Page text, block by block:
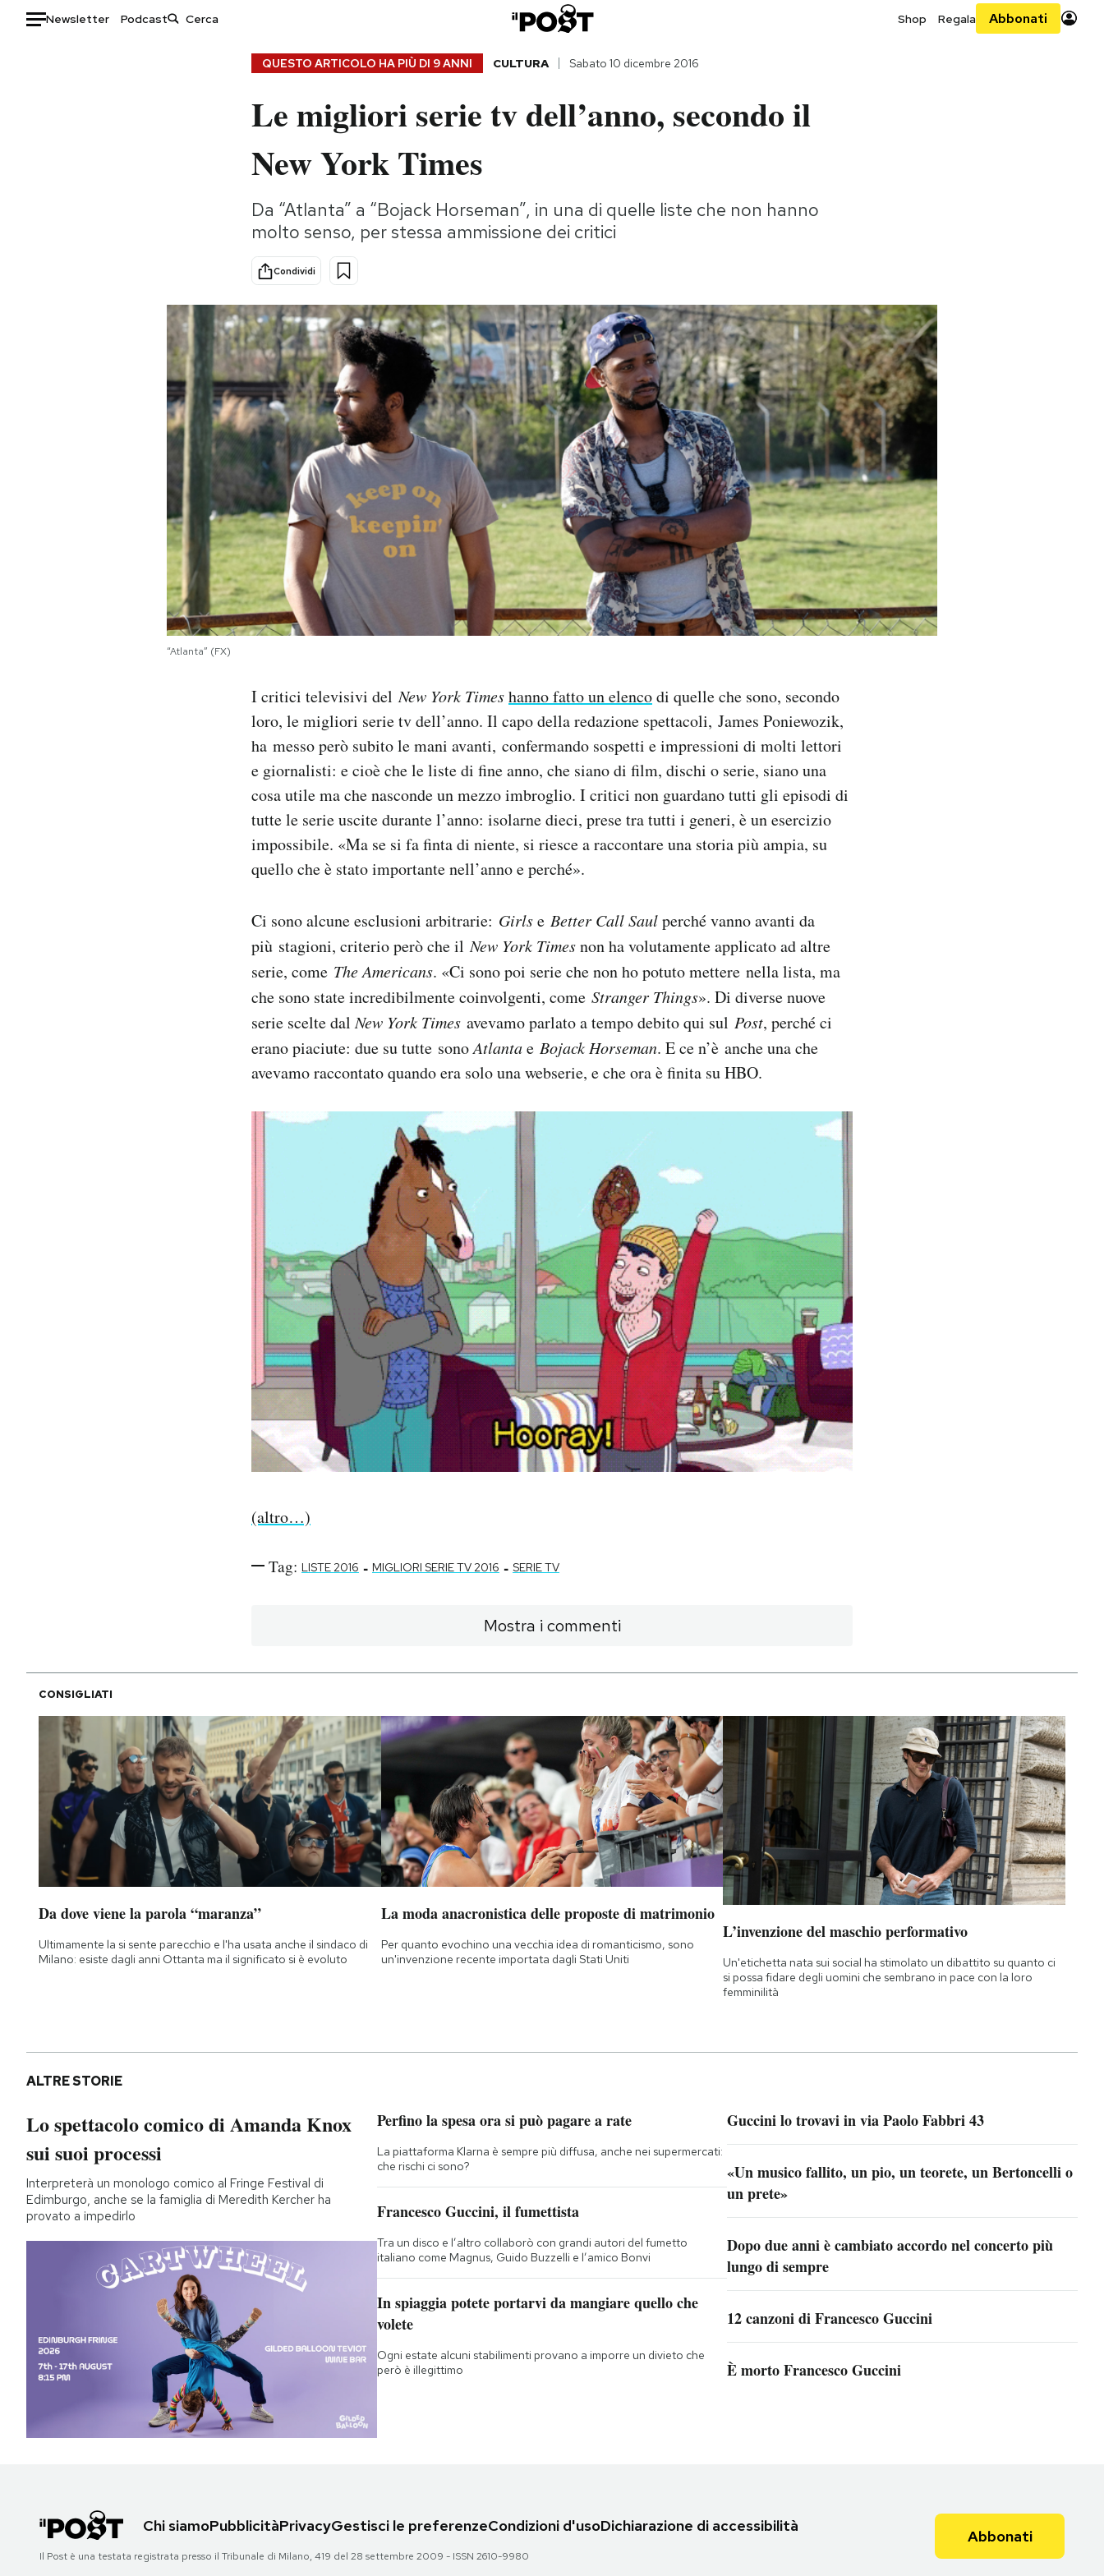
Newsletter Podcast Shop Regala Abbonati
Storie/Idee
Ok Boomer!
Altrecose
Mondiali calcio 2026
QUESTO ARTICOLO HA PIÙ DI 9 ANNI CULTURA Sabato 10 dicembre 2016
Le migliori serie tv dell’anno, secondo il
New York Times
Da “Atlanta” a “Bojack Horseman”, in una di quelle liste che non hanno
molto senso, per stessa ammissione dei critici
Condividi
“Atlanta” (FX)
I critici televisivi delNew York Timeshanno fatto un elencodi quelle che sono, secondo
loro, le migliori serie tv dell’anno. Il capo della redazione spettacoli, James Poniewozik,
ha messo però subito le mani avanti, confermando sospetti e impressioni di molti lettori
e giornalisti: e cioè che le liste di fine anno, che siano di film, dischi o serie, siano una
cosa utile ma che nasconde un mezzo imbroglio. I critici non guardano tutti gli episodi di
tutte le serie uscite durante l’anno: isolarne dieci, prese tra tutti i generi, è un esercizio
impossibile. «Ma se si fa finta di niente, si riesce a raccontare una storia più ampia, su
quello che è stato importante nell’anno e perché».
Ci sono alcune esclusioni arbitrarie: Girlse Better Call Saulperché vanno avanti da
più stagioni, criterio però che ilNew York Timesnon ha volutamente applicato ad altre
serie, come The Americans. «Ci sono poi serie che non ho potuto mettere nella lista, ma
che sono state incredibilmente coinvolgenti, come Stranger Things». Di diverse nuove
serie scelte dalNew York Times avevamo parlato a tempo debito qui sul Post, perché ci
erano piaciute: due su tutte sonoAtlantae Bojack Horseman. E ce n’è anche una che
avevamo raccontato quando era solo una webserie, e che ora è finita su HBO.
(altro…)
Tag: LISTE 2016 - MIGLIORI SERIE TV 2016 - SERIE TV
Mostra i commenti
CONSIGLIATI
Da dove viene la parola “maranza”
Ultimamente la si sente parecchio e l'ha usata anche il sindaco di
Milano: esiste dagli anni Ottanta ma il significato si è evoluto
La moda anacronistica delle proposte di matrimonio
Per quanto evochino una vecchia idea di romanticismo, sono
un'invenzione recente importata dagli Stati Uniti
L’invenzione del maschio performativo
Un'etichetta nata sui social ha stimolato un dibattito su quanto ci
si possa fidare degli uomini che sembrano in pace con la loro
femminilità
ALTRE STORIE
Lo spettacolo comico di Amanda Knox
sui suoi processi
Interpreterà un monologo comico al Fringe Festival di
Edimburgo, anche se la famiglia di Meredith Kercher ha
provato a impedirlo
Perfino la spesa ora si può pagare a rate
La piattaforma Klarna è sempre più diffusa, anche nei supermercati:
che rischi ci sono?
Francesco Guccini, il fumettista
Tra un disco e l’altro collaborò con grandi autori del fumetto
italiano come Magnus, Guido Buzzelli e l’amico Bonvi
In spiaggia potete portarvi da mangiare quello che
volete
Ogni estate alcuni stabilimenti provano a imporre un divieto che
però è illegittimo
Guccini lo trovavi in via Paolo Fabbri 43
«Un musico fallito, un pio, un teorete, un Bertoncelli o
un prete»
Dopo due anni è cambiato accordo nel concerto più
lungo di sempre
12 canzoni di Francesco Guccini
È morto Francesco Guccini
Chi siamoPubblicitàPrivacyGestisci le preferenzeCondizioni d'usoDichiarazione di accessibilità
Il Post è una testata registrata presso il Tribunale di Milano, 419 del 28 settembre 2009 - ISSN 2610-9980
Abbonati